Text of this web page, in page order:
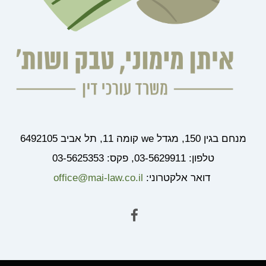
מנחם בגין 150, מגדל we קומה 11, תל אביב 6492105
טלפון: 03-5629911, פקס: 03-5625353
דואר אלקטרוני: office@mai-law.co.il